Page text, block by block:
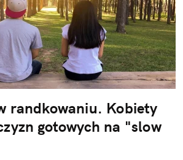
randkowaniu. Kobiety
gotowych na "slow